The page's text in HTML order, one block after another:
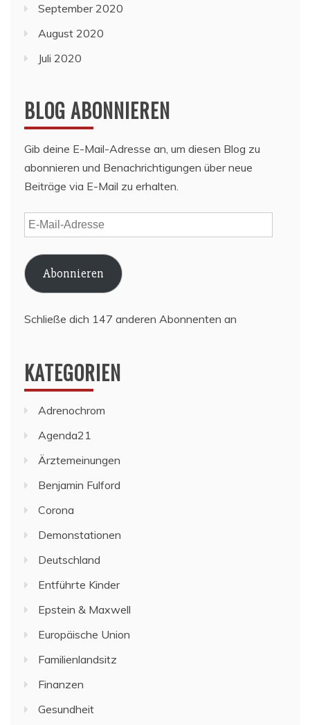
September 2020
August 2020
Juli 2020
BLOG ABONNIEREN
Gib deine E-Mail-Adresse an, um diesen Blog zu
abonnieren und Benachrichtigungen über neue
Beiträge via E-Mail zu erhalten.
E-
Mail-
Adresse
Abonnieren
Schließe dich 147 anderen Abonnenten an
KATEGORIEN
Adrenochrom
Agenda21
Ärztemeinungen
Benjamin Fulford
Corona
Demonstationen
Deutschland
Entführte Kinder
Epstein & Maxwell
Europäische Union
Familienlandsitz
Finanzen
Gesundheit